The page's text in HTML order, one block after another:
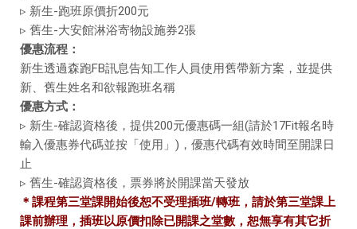
▹ 新生-跑班原價折200元
▹ 舊生-大安館淋浴寄物設施券2張
優惠流程：
新生透過森跑FB訊息告知工作人員使用舊帶新方案，並提供
新、舊生姓名和欲報跑班名稱
優惠方式：
▹ 新生-確認資格後，提供200元優惠碼一組(請於17Fit報名時
輸入優惠券代碼並按「使用」)，優惠代碼有效時間至開課日
止
▹ 舊生-確認資格後，票券將於開課當天發放
＊課程第三堂課開始後恕不受理插班/轉班，請於第三堂課上
課前辦理，插班以原價扣除已開課之堂數，恕無享有其它折